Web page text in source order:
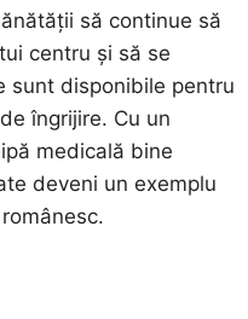
să continue să
centru și să se
sunt disponibile pentru
îngrijire. Cu un
medicală bine
deveni un exemplu